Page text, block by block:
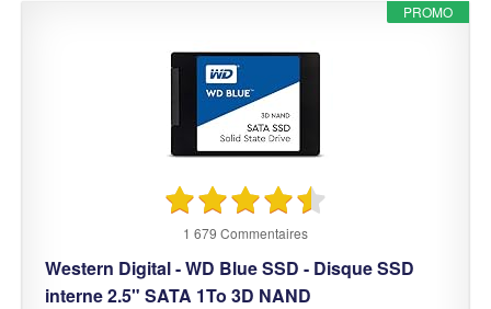
PROMO
1 679 Commentaires
Western Digital - WD Blue SSD - Disque SSD
interne 2.5" SATA 1To 3D NAND